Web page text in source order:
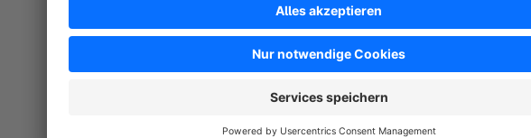
Sehr guter Service!
5.0
Average rating of 5 out of 5 stars
by Simon 17 July 2017 13:49
die beste Agentur, seit ich Shopware kenne!
5.0Usability 5.0Documentation